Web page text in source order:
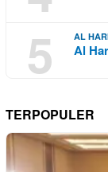
5 AL
Al
TERPOPULER